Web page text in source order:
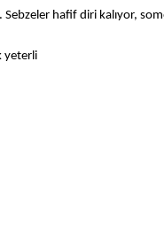
Sebzeler hafif diri kalıyor,
yeterli